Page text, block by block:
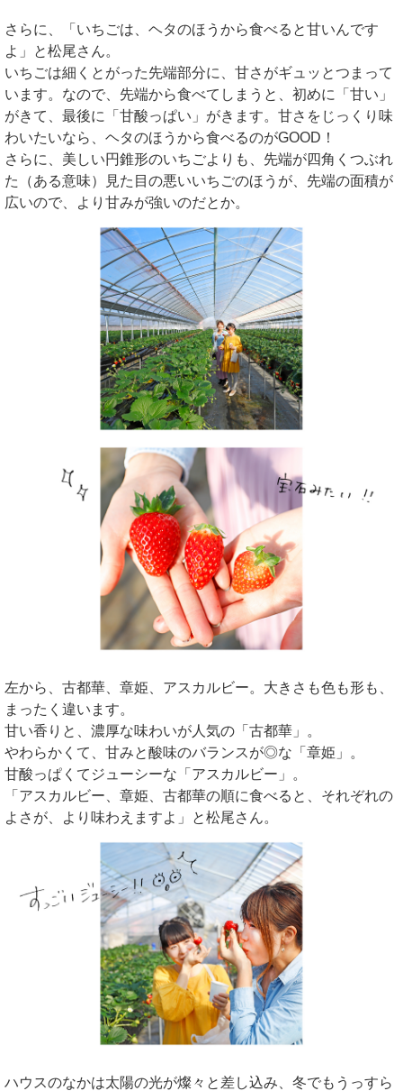
さらに、「いちごは、ヘタのほうから食べると甘いんです
よ」と松尾さん。
いちごは細くとがった先端部分に、甘さがギュッとつまって
います。なので、先端から食べてしまうと、初めに「甘い」
がきて、最後に「甘酸っぱい」がきます。甘さをじっくり味
わいたいなら、ヘタのほうから食べるのがGOOD！
さらに、美しい円錐形のいちごよりも、先端が四角くつぶれ
た（ある意味）見た目の悪いいちごのほうが、先端の面積が
広いので、より甘みが強いのだとか。
左から、古都華、章姫、アスカルビー。大きさも色も形も、
まったく違います。
甘い香りと、濃厚な味わいが人気の「古都華」。
やわらかくて、甘みと酸味のバランスが◎な「章姫」。
甘酸っぱくてジューシーな「アスカルビー」。
「アスカルビー、章姫、古都華の順に食べると、それぞれの
よさが、より味わえますよ」と松尾さん。
ハウスのなかは太陽の光が燦々と差し込み、冬でもうっすら